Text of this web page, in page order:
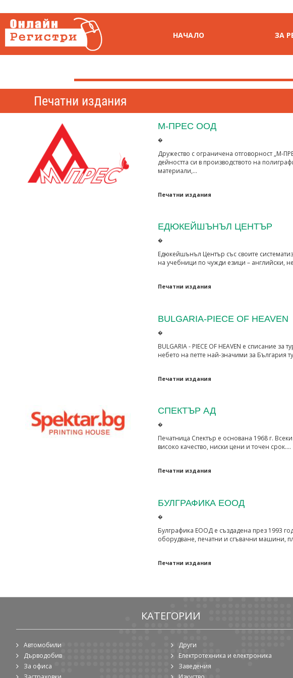
НАЧАЛО ЗА
Печатни издания
М-ПРЕС ООД
�
Дружество с ограничена отговорност „М-
дейността си в производството на
материали,…
Печатни издания
ЕДЮКЕЙШЪНЪЛ ЦЕНТЪР
�
Едюкейшънъл Център със своите
на учебници по чужди езици – английски,
Печатни издания
BULGARIA-PIECE OF HEAVEN
�
BULGARIA - PIECE OF HEAVEN е списание
небето на петте най-значими за България
Печатни издания
СПЕКТЪР АД
�
Печатница Спектър е основана 1968 г.
високо качество, ниски цени и точен срок.…
Печатни издания
БУЛГРАФИКА ЕООД
�
Булграфика ЕООД е създадена през 1993
оборудване, печатни и сгъвачни машини,
Печатни издания
КАТЕГОРИИ
Автомобили
Други
Дърводобив
Електротехника и електроника
За офиса
Заведения